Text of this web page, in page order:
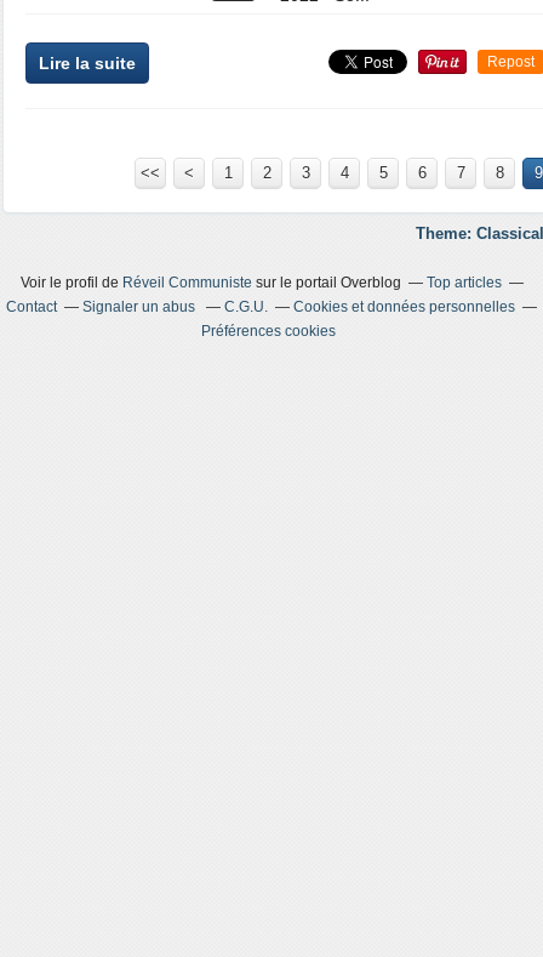
Lire la suite Repost
<< < 1 2 3 4 5 6 7 8 9
Theme:
Voir le profil de Réveil Communiste sur le portail Overblog
Top articles
Contact
Signaler un abus C.G.U.
Cookies et données personnelles
Préférences cookies